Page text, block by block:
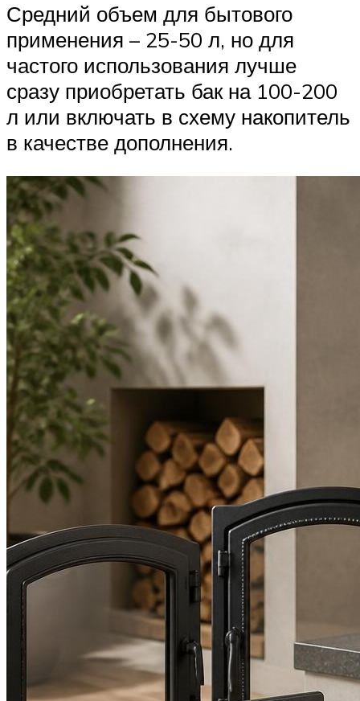
Средний объем для бытового
применения – 25-50 л, но для
частого использования лучше
сразу приобретать бак на 100-200
л или включать в схему накопитель
в качестве дополнения.